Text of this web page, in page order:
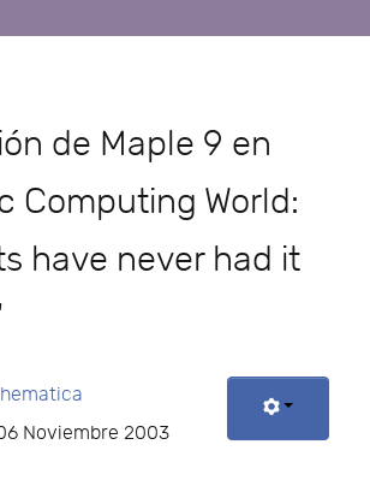
de Maple 9 en
Computing World:
have never had it
Noviembre 2003